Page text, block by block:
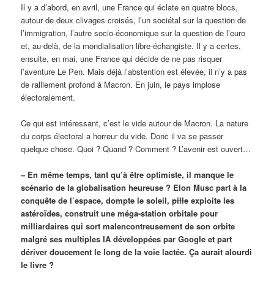
Il y a d’abord, en avril, une France qui éclate en quatre blocs,
autour de deux clivages croisés, l’un sociétal sur la question de
l’immigration, l’autre socio-économique sur la question de l’euro
et, au-delà, de la mondialisation libre-échangiste. Il y a certes,
ensuite, en mai, une France qui décide de ne pas risquer
l’aventure Le Pen. Mais déjà l’abstention est élevée, il n’y a pas
de ralliement profond à Macron. En juin, le pays implose
électoralement.
Ce qui est intéressant, c’est le vide autour de Macron. La nature
du corps électoral a horreur du vide. Donc il va se passer
quelque chose. Quoi ? Quand ? Comment ? L’avenir est ouvert…
– En même temps, tant qu’à être optimiste, il manque le
scénario de la globalisation heureuse ? Elon Musc part à la
conquête de l’espace, dompte le soleil,pille exploite les
astéroïdes, construit une méga-station orbitale pour
milliardaires qui sort malencontreusement de son orbite
malgré ses multiples IA développées par Google et part
dériver doucement le long de la voie lactée. Ça aurait alourdi
le livre ?